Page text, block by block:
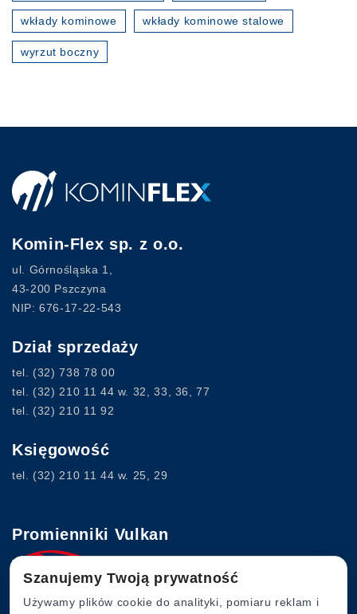
wkłady kominowe wkłady kominowe stalowe
wyrzut boczny
Komin-Flex sp. z o.o.
ul. Górnośląska 1,
43-200 Pszczyna
NIP: 676-17-22-543
Dział sprzedaży
tel. (32) 738 78 00
tel. (32) 210 11 44 w. 32, 33, 36, 77
tel. (32) 210 11 92
Księgowość
tel. (32) 210 11 44 w. 25, 29
Promienniki Vulkan
www.vulkan.com.pl
Szanujemy Twoją prywatność
Używamy plików cookie do analityki, pomiaru reklam i